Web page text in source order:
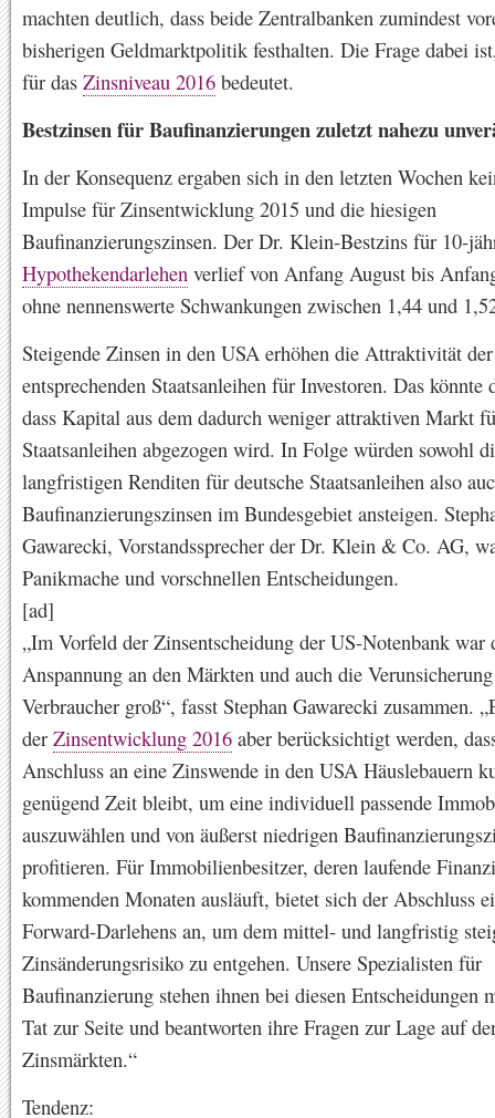
machten deutlich, dass beide Zentralbanken zumindest
bisherigen Geldmarktpolitik festhalten. Die Frage dabei
für das Zinsniveau 2016 bedeutet.
Bestzinsen für Baufinanzierungen zuletzt nahezu
In der Konsequenz ergaben sich in den letzten Wochen
Impulse für Zinsentwicklung 2015 und die hiesigen
Baufinanzierungszinsen. Der Dr. Klein-Bestzins für 10-
Hypothekendarlehen verlief von Anfang August bis
ohne nennenswerte Schwankungen zwischen 1,44 und
Steigende Zinsen in den USA erhöhen die Attraktivität der
entsprechenden Staatsanleihen für Investoren. Das könnte
dass Kapital aus dem dadurch weniger attraktiven Markt
Staatsanleihen abgezogen wird. In Folge würden sowohl
langfristigen Renditen für deutsche Staatsanleihen also
Baufinanzierungszinsen im Bundesgebiet ansteigen.
Gawarecki, Vorstandssprecher der Dr. Klein & Co. AG,
Panikmache und vorschnellen Entscheidungen.
[ad]
„Im Vorfeld der Zinsentscheidung der US-Notenbank war
Anspannung an den Märkten und auch die
Verbraucher groß“, fasst Stephan Gawarecki zusammen.
der Zinsentwicklung 2016 aber berücksichtigt werden,
Anschluss an eine Zinswende in den USA Häuslebauern
genügend Zeit bleibt, um eine individuell passende
auszuwählen und von äußerst niedrigen
profitieren. Für Immobilienbesitzer, deren laufende
kommenden Monaten ausläuft, bietet sich der Abschluss
Forward-Darlehens an, um dem mittel- und langfristig
Zinsänderungsrisiko zu entgehen. Unsere Spezialisten für
Baufinanzierung stehen ihnen bei diesen Entscheidungen
Tat zur Seite und beantworten ihre Fragen zur Lage auf
Zinsmärkten.“
Tendenz: